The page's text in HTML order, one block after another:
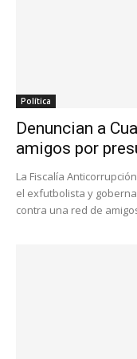
Política
Denuncian a
amigos por
La Fiscalía
el exfutbolista y
contra una red de